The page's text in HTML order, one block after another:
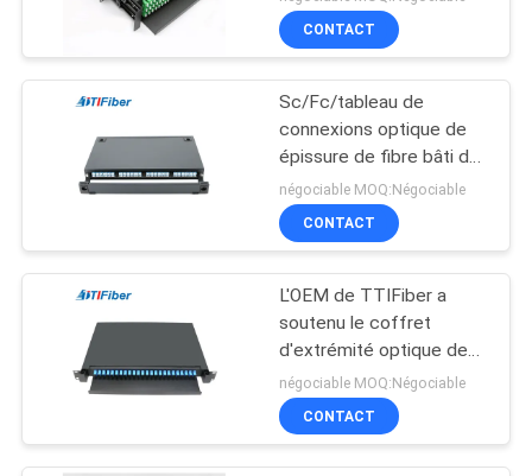
Sc/Fc/St/Lc 12-24
CONTACT
Sc/Fc/tableau de
connexions optique de
épissure de fibre bâti de
St/support de LC noyau
de 1U 12 - 24
négociable MOQ:Négociable
CONTACT
L'OEM de TTIFiber a
soutenu le coffret
d'extrémité optique de
distribution de tableau de
connexions de fibre
d'ODF
négociable MOQ:Négociable
CONTACT